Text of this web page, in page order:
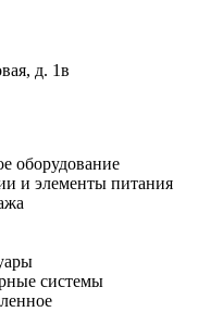
д. 1в
оборудование
и элементы питания
системы